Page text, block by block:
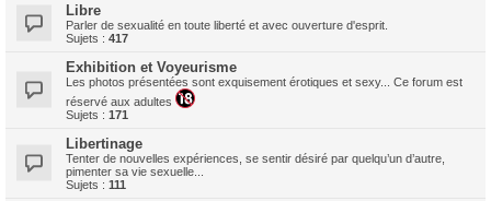
Libre
Parler de sexualité en toute liberté et avec ouverture d'esprit.
Sujets : 417
Exhibition et Voyeurisme
Les photos présentées sont exquisement érotiques et sexy... Ce forum est
réservé aux adultes
Sujets : 171
Libertinage
Tenter de nouvelles expériences, se sentir désiré par quelqu’un d’autre,
pimenter sa vie sexuelle...
Sujets : 111